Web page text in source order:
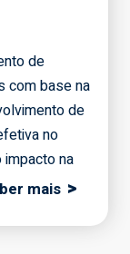
de
com base na
de
no
na
mais >